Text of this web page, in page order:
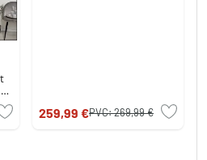
259,99 €PVC:269,99 €